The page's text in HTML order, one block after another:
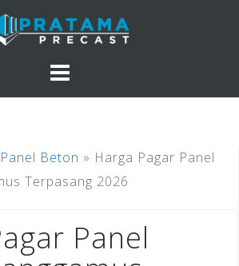
Beton » Harga Pagar Panel
Terpasang 2026
Panel